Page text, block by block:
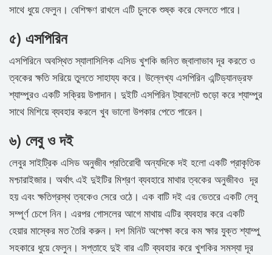
সাথে ধুয়ে ফেলুন। বেশিক্ষণ রাখলে এটি চুলকে শুষ্ক করে ফেলতে পারে।
৫) এসপিরিন
এসপিরিনে অবস্থিত স্যালাসিলিক এসিড খুশকি জনিত জ্বালাভাব দূর করতে ও
ত্বকের ক্ষতি সরিয়ে তুলতে সাহায্য করে। উল্লেখ্য এসপিরিন এন্টিড্যানড্রফ
শ্যাম্পুরও একটি সক্রিয় উপাদান। দুইটি এসপিরিন ট্যাবলেট গুড়ো করে শ্যাম্পুর
সাথে মিশিয়ে ব্যবহার করলে খুব ভালো উপকার পেতে পারেন।
৬) লেবু ও দই
লেবুর সাইট্রিক এসিড অনুজীব প্রতিরোধী অন্যদিকে দই হলো একটি প্রাকৃতিক
মশ্চারাইজার। অর্থাৎ এই দুইটির মিশ্রণ ব্যবহারে মাথার ত্বকের অনুজীবও দূর
হয় এবং ক্ষতিগ্রস্থ ত্বকেও সেরে ওঠে। এক বাটি দই এর ভেতরে একটি লেবু
সম্পূর্ণ চেপে নিন। এরপর গোসলের আগে মাথায় এটির ব্যবহার করে একটি
হেয়ার মাস্কের মত তৈরি করুন। দশ মিনিট অপেক্ষা করে কম ক্ষার যুক্ত শ্যাম্পু
সহকারে ধুয়ে ফেলুন। সপ্তাহে দুই বার এটি ব্যবহার করে খুশকির সমস্যা দূর